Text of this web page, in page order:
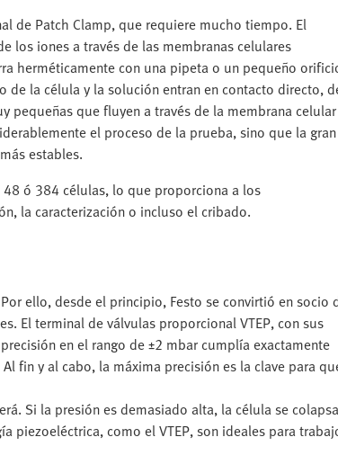
de Patch Clamp, que requiere mucho tiempo. El
los iones a través de las membranas celulares
herméticamente con una pipeta o un pequeño
la célula y la solución entran en contacto directo,
que fluyen a través de la membrana celular
el proceso de la prueba, sino que la gran
estables.
ó 384 células, lo que proporciona a los
la caracterización o incluso el cribado.
ello, desde el principio, Festo se convirtió en socio
El terminal de válvulas proporcional VTEP, con sus
en el rango de ±2 mbar cumplía exactamente
fin y al cabo, la máxima precisión es la clave para
Si la presión es demasiado alta, la célula se
piezoeléctrica, como el VTEP, son ideales para